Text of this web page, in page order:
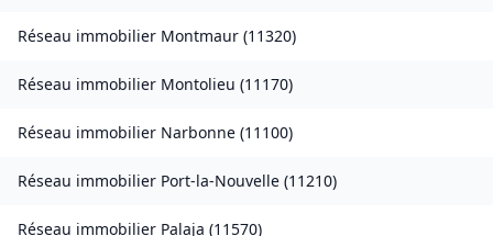
Réseau immobilier Montmaur (11320)
Réseau immobilier Montolieu (11170)
Réseau immobilier Narbonne (11100)
Réseau immobilier Port-la-Nouvelle (11210)
Réseau immobilier Palaja (11570)